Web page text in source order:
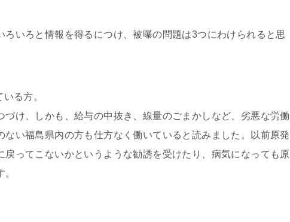
いろと情報を得るにつけ、被曝の問題は3つにわけられると思
る方。
づけ、しかも、給与の中抜き、線量のごまかしなど、劣悪な労働
い福島県内の方も仕方なく働いていると読みました。以前原発
ってこないかというような勧誘を受けたり、病気になっても原